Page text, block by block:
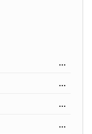
...
...
...
...